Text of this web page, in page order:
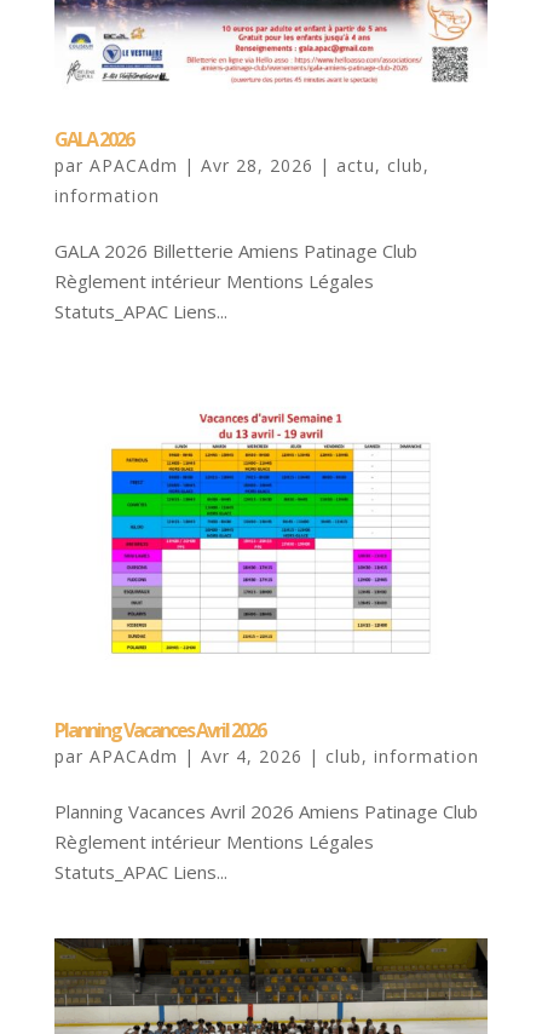
GALA 2026
par APACAdm | Avr 28, 2026 | actu, club,
information
GALA 2026 Billetterie Amiens Patinage Club
Règlement intérieur Mentions Légales
Statuts_APAC Liens...
Planning Vacances Avril 2026
par APACAdm | Avr 4, 2026 | club, information
Planning Vacances Avril 2026 Amiens Patinage Club
Règlement intérieur Mentions Légales
Statuts_APAC Liens...